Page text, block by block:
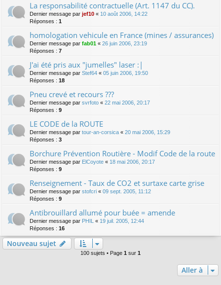
La responsabilité contractuelle (Art. 1147 du CC).
Dernier message par jef10 « 10 août 2006, 14:22
Réponses : 1
homologation vehicule en France (mines / assurances)
Dernier message par fab01 « 26 juin 2006, 23:19
Réponses : 7
J'ai été pris aux "jumelles" laser :|
Dernier message par Stef64 « 05 juin 2006, 19:50
Réponses : 18
Pneu crevé et recours ???
Dernier message par svrfoto « 22 mai 2006, 20:17
Réponses : 9
LE CODE de la ROUTE
Dernier message par tour-an-corsica « 20 mai 2006, 15:29
Réponses : 3
Borchure Prévention Routière - Modif Code de la route
Dernier message par ElCoyote « 18 mai 2006, 20:17
Réponses : 9
Renseignement - Taux de CO2 et surtaxe carte grise
Dernier message par stofcri « 09 sept. 2005, 11:12
Réponses : 9
Antibrouillard allumé pour buée = amende
Dernier message par PHIL « 19 juil. 2005, 12:44
Réponses : 16
Nouveau sujet
100 sujets • Page 1 sur 1
Aller à